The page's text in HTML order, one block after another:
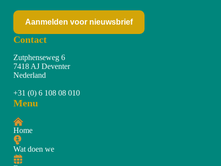
Aanmelden voor nieuwsbrief
Contact
Zutphenseweg 6
7418 AJ Deventer
Nederland
+31 (0) 6 108 08 010
Menu
Home
Wat doen we